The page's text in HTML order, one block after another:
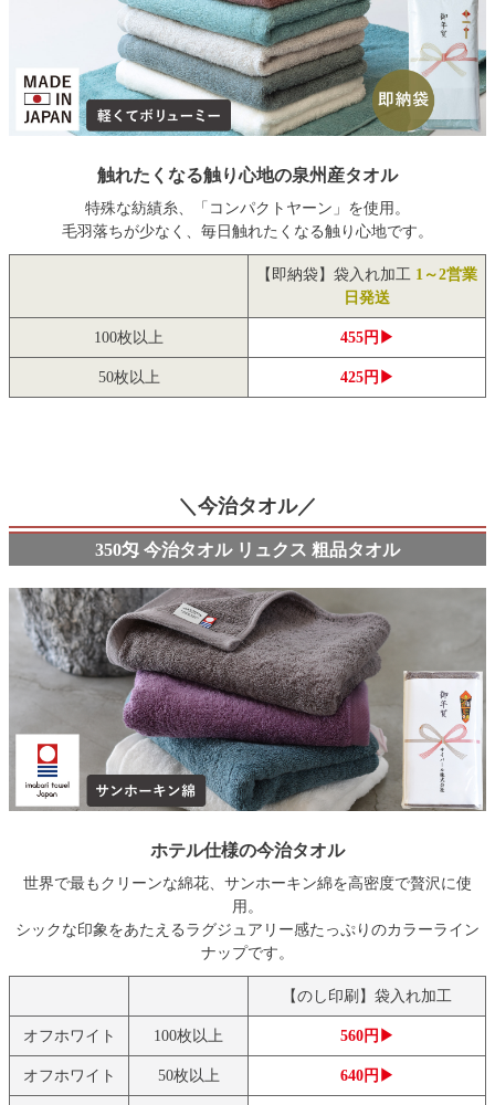
触れたくなる触り心地の泉州産タオル
特殊な紡績糸、「コンパクトヤーン」を使用。
毛羽落ちが少なく、毎日触れたくなる触り心地です。
【即納袋】袋入れ加工 1～2営業
日発送
100枚以上 455円▶
50枚以上 425円▶
＼今治タオル／
350匁 今治タオル リュクス 粗品タオル
ホテル仕様の今治タオル
世界で最もクリーンな綿花、サンホーキン綿を高密度で贅沢に使
用。
シックな印象をあたえるラグジュアリー感たっぷりのカラーライン
ナップです。
【のし印刷】袋入れ加工
オフホワイト 100枚以上 560円▶
オフホワイト 50枚以上 640円▶